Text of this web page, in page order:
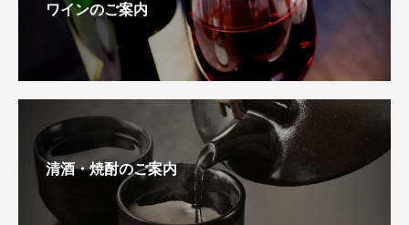
ワインのご案内
清酒・焼酎のご案内